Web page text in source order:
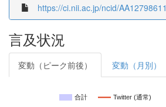
https://ci.nii.ac.jp/ncid/AA12798611
言及状況
変動（ピーク前後） 変動（月別）
合計 Twitter (通常)